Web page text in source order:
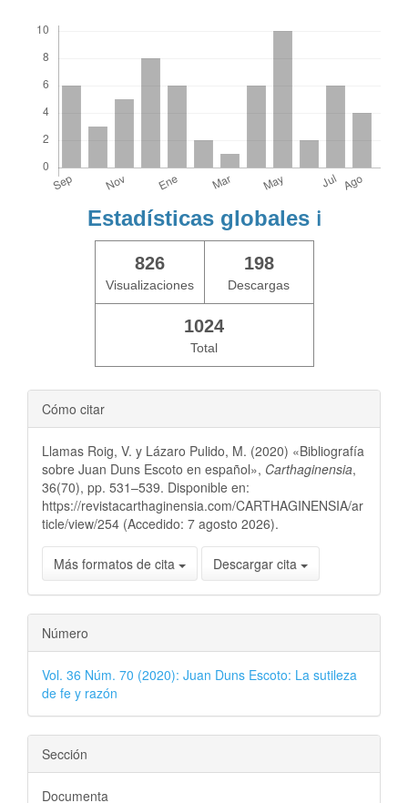
Estadísticas globales ℹ️
826
Visualizaciones
198
Descargas
1024
Total
Cómo citar
Llamas Roig, V. y Lázaro Pulido, M. (2020) «Bibliografía
sobre Juan Duns Escoto en español», Carthaginensia,
36(70), pp. 531–539. Disponible en:
https://revistacarthaginensia.com/CARTHAGINENSIA/ar
ticle/view/254 (Accedido: 7 agosto 2026).
Más formatos de cita Descargar cita
Número
Vol. 36 Núm. 70 (2020): Juan Duns Escoto: La sutileza
de fe y razón
Sección
Documenta